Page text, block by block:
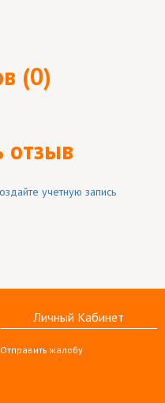
(0)
отзыв
учетную запись
Личный Кабинет
Отправить жалобу